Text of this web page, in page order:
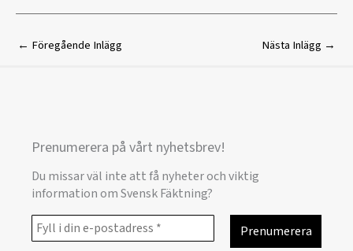
← Föregående Inlägg Nästa Inlägg →
Prenumerera på vårt nyhetsbrev!
Du missar väl inte att få nyheter och viktig
information om Svensk Fäktning?